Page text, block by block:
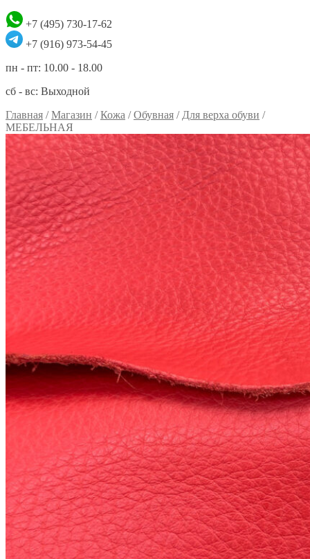
+7 (495) 730-17-62
+7 (916) 973-54-45
пн - пт: 10.00 - 18.00
сб - вс: Выходной
Главная /Магазин /Кожа /Обувная / Для верха обуви /
МЕБЕЛЬНАЯ